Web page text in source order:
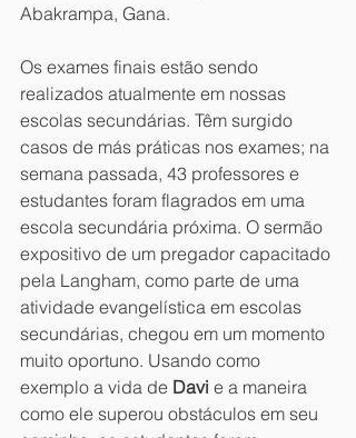
Abakrampa, Gana.
Os exames finais estão sendo
realizados atualmente em nossas
escolas secundárias. Têm surgido
casos de más práticas nos exames; na
semana passada, 43 professores e
estudantes foram flagrados em uma
escola secundária próxima. O sermão
expositivo de um pregador capacitado
pela Langham, como parte de uma
atividade evangelística em escolas
secundárias, chegou em um momento
muito oportuno. Usando como
exemplo a vida de Davi e a maneira
como ele superou obstáculos em seu